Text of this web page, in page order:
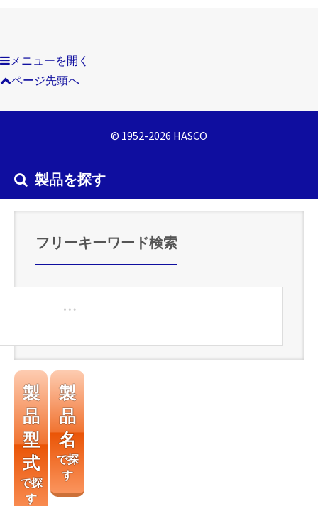
メニューを開く
ページ先頭へ
© 1952-2026 HASCO
製品を探す
フリーキーワード検索
製
品
型
式
で探
す
製
品
名
で探
す